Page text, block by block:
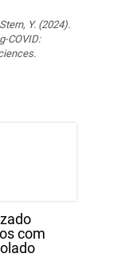
Y. (2024).
com